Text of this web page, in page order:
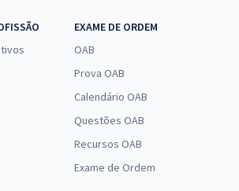
EXAME DE ORDEM
OAB
Prova OAB
Calendário OAB
Questões OAB
Recursos OAB
Exame de Ordem